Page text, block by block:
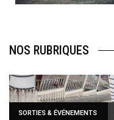
NOS RUBRIQUES
SORTIES & ÉVÉNEMENTS